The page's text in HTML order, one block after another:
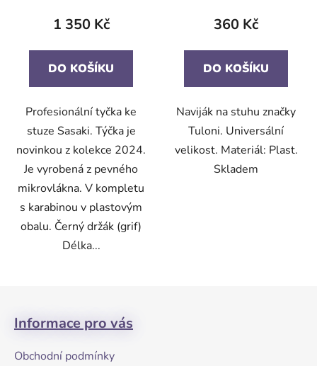
1 350 Kč
DO KOŠÍKU
Profesionální tyčka ke
stuze Sasaki. Týčka je
novinkou z kolekce 2024.
Je vyrobená z pevného
mikrovlákna. V kompletu
s karabinou v plastovým
obalu. Černý držák (grif)
Délka...
360 Kč
DO KOŠÍKU
Naviják na stuhu značky
Tuloni. Universální
velikost. Materiál: Plast.
Skladem
Informace pro vás
Obchodní podmínky